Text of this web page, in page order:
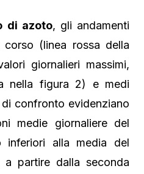
di azoto, gli andamenti
corso (linea rossa della
giornalieri massimi,
nella figura 2) e medi
confronto evidenziano
medie giornaliere del
inferiori alla media del
a partire dalla seconda